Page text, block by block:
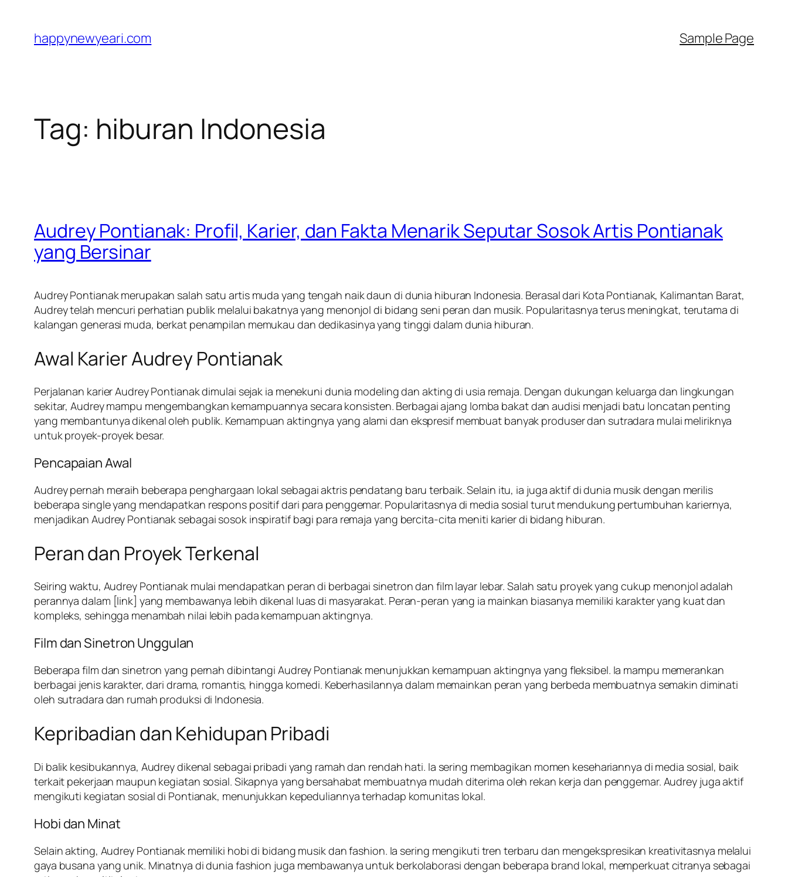
content
happynewyeari.com Sample Page
Tag: hiburan Indonesia
Audrey Pontianak: Profil, Karier, dan Fakta Menarik Seputar Sosok Artis Pontianak
yang Bersinar
Audrey Pontianak merupakan salah satu artis muda yang tengah naik daun di dunia hiburan Indonesia. Berasal dari Kota Pontianak, Kalimantan Barat,
Audrey telah mencuri perhatian publik melalui bakatnya yang menonjol di bidang seni peran dan musik. Popularitasnya terus meningkat, terutama di
kalangan generasi muda, berkat penampilan memukau dan dedikasinya yang tinggi dalam dunia hiburan.
Awal Karier Audrey Pontianak
Perjalanan karier Audrey Pontianak dimulai sejak ia menekuni dunia modeling dan akting di usia remaja. Dengan dukungan keluarga dan lingkungan
sekitar, Audrey mampu mengembangkan kemampuannya secara konsisten. Berbagai ajang lomba bakat dan audisi menjadi batu loncatan penting
yang membantunya dikenal oleh publik. Kemampuan aktingnya yang alami dan ekspresif membuat banyak produser dan sutradara mulai meliriknya
untuk proyek-proyek besar.
Pencapaian Awal
Audrey pernah meraih beberapa penghargaan lokal sebagai aktris pendatang baru terbaik. Selain itu, ia juga aktif di dunia musik dengan merilis
beberapa single yang mendapatkan respons positif dari para penggemar. Popularitasnya di media sosial turut mendukung pertumbuhan kariernya,
menjadikan Audrey Pontianak sebagai sosok inspiratif bagi para remaja yang bercita-cita meniti karier di bidang hiburan.
Peran dan Proyek Terkenal
Seiring waktu, Audrey Pontianak mulai mendapatkan peran di berbagai sinetron dan film layar lebar. Salah satu proyek yang cukup menonjol adalah
perannya dalam [link] yang membawanya lebih dikenal luas di masyarakat. Peran-peran yang ia mainkan biasanya memiliki karakter yang kuat dan
kompleks, sehingga menambah nilai lebih pada kemampuan aktingnya.
Film dan Sinetron Unggulan
Beberapa film dan sinetron yang pernah dibintangi Audrey Pontianak menunjukkan kemampuan aktingnya yang fleksibel. Ia mampu memerankan
berbagai jenis karakter, dari drama, romantis, hingga komedi. Keberhasilannya dalam memainkan peran yang berbeda membuatnya semakin diminati
oleh sutradara dan rumah produksi di Indonesia.
Kepribadian dan Kehidupan Pribadi
Di balik kesibukannya, Audrey dikenal sebagai pribadi yang ramah dan rendah hati. Ia sering membagikan momen kesehariannya di media sosial, baik
terkait pekerjaan maupun kegiatan sosial. Sikapnya yang bersahabat membuatnya mudah diterima oleh rekan kerja dan penggemar. Audrey juga aktif
mengikuti kegiatan sosial di Pontianak, menunjukkan kepeduliannya terhadap komunitas lokal.
Hobi dan Minat
Selain akting, Audrey Pontianak memiliki hobi di bidang musik dan fashion. Ia sering mengikuti tren terbaru dan mengekspresikan kreativitasnya melalui
gaya busana yang unik. Minatnya di dunia fashion juga membawanya untuk berkolaborasi dengan beberapa brand lokal, memperkuat citranya sebagai